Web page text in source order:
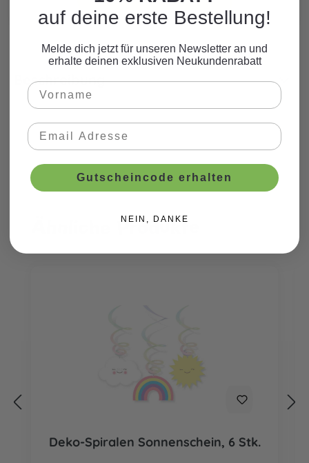
Beschreibung
Produktgalerie überspringen
Ähnliche Produkte
Deko-Spiralen Sonnenschein, 6 Stk.
auf deine erste Bestellung!
Melde dich jetzt für unseren Newsletter an und
erhalte deinen exklusiven Neukundenrabatt
Gutscheincode erhalten
NEIN, DANKE